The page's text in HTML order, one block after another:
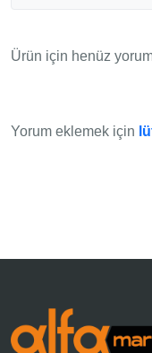
Ürün için henüz
Yorum eklemek için